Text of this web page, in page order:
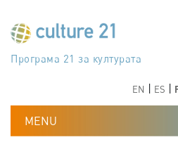
جدول أعمال القرن 21 للثقافة
Програма 21 за културата
Agenda 21 de la cultura
Agjenda 21 për kulturë
Agenda 21 van cultuur
Agenda 21 for culture
Kulturaren Agenda 21
Agenda 21 de la culture
Axenda 21 da cultura
Agenda 21 für Kultur
Agenda 21 della cultura
文化のためのアジェンダ21
دستورکار 21 برای فرهنگ
Agenda 21 dla kultury
Agenda 21 da cultura
Повестка дня 21 для культуры
Agenda 21 za kulturu
Agenda 21 de la cultura
Agenda 21 för kulturen
Kültür için Gündem 21
Порядок денний 21 для культури
EN ES